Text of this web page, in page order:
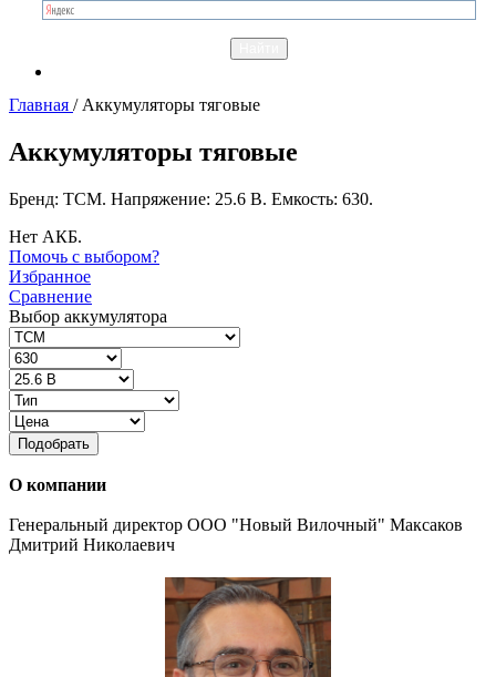
Главная / Аккумуляторы тяговые
Аккумуляторы тяговые
Бренд: TCM. Напряжение: 25.6 В. Емкость: 630.
Нет АКБ.
Помочь с выбором?
Избранное
Сравнение
Выбор аккумулятора
Подобрать
О компании
Генеральный директор ООО "Новый Вилочный" Максаков
Дмитрий Николаевич